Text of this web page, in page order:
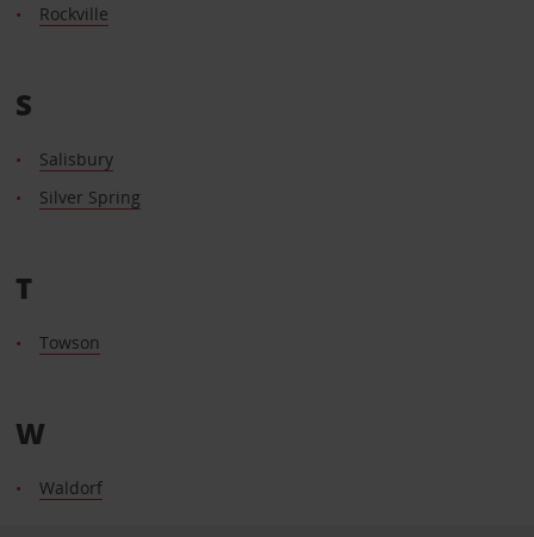
Rockville
S
Salisbury
Silver Spring
T
Towson
W
Waldorf